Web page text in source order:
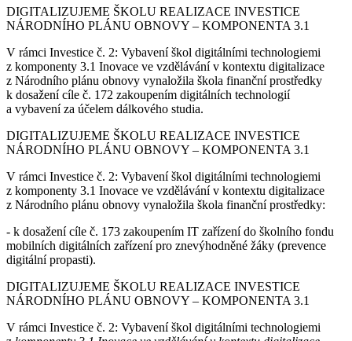
DIGITALIZUJEME ŠKOLU REALIZACE INVESTICE
NÁRODNÍHO PLÁNU OBNOVY – KOMPONENTA 3.1
V rámci Investice č. 2: Vybavení škol digitálními technologiemi
z komponenty 3.1 Inovace ve vzdělávání v kontextu digitalizace
z Národního plánu obnovy vynaložila škola finanční prostředky
k dosažení cíle č. 172 zakoupením digitálních technologií
a vybavení za účelem dálkového studia.
DIGITALIZUJEME ŠKOLU REALIZACE INVESTICE
NÁRODNÍHO PLÁNU OBNOVY – KOMPONENTA 3.1
V rámci Investice č. 2: Vybavení škol digitálními technologiemi
z komponenty 3.1 Inovace ve vzdělávání v kontextu digitalizace
z Národního plánu obnovy vynaložila škola finanční prostředky:
- k dosažení cíle č. 173 zakoupením IT zařízení do školního fondu
mobilních digitálních zařízení pro znevýhodněné žáky (prevence
digitální propasti).
DIGITALIZUJEME ŠKOLU REALIZACE INVESTICE
NÁRODNÍHO PLÁNU OBNOVY – KOMPONENTA 3.1
V rámci Investice č. 2: Vybavení škol digitálními technologiemi